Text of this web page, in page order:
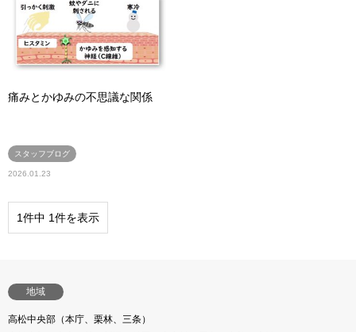
痛みとかゆみの不思議な関係
スタッフブログ
2026.01.23
1件中 1件を表示
地域
高松中央部（本庁、栗林、三条）